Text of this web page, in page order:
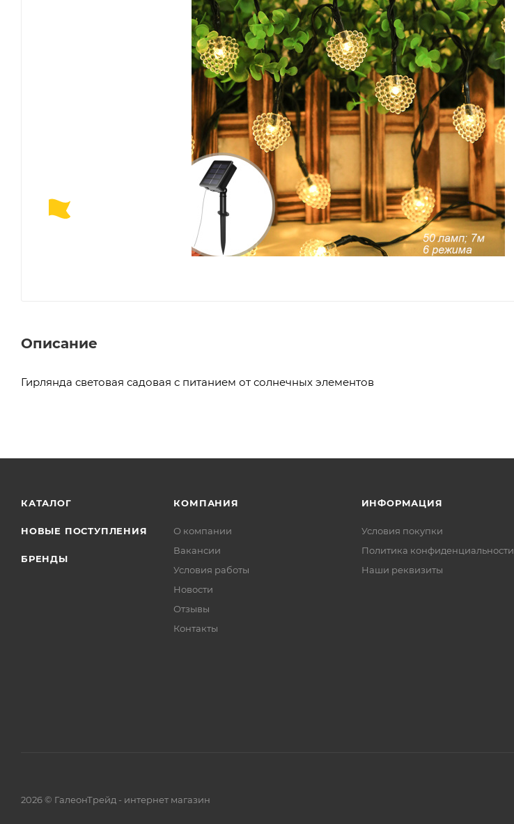
Описание
Гирлянда световая садовая с питанием от солнечных элементов
КАТАЛОГ
НОВЫЕ ПОСТУПЛЕНИЯ
БРЕНДЫ
КОМПАНИЯ
О компании
Вакансии
Условия работы
Новости
Отзывы
Контакты
ИНФОРМАЦИЯ
Условия покупки
Политика конфиденциальности
Наши реквизиты
2026 © ГалеонТрейд - интернет магазин